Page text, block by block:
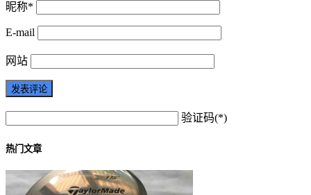
昵称*
E-mail
网站
验证码(*)
热门文章